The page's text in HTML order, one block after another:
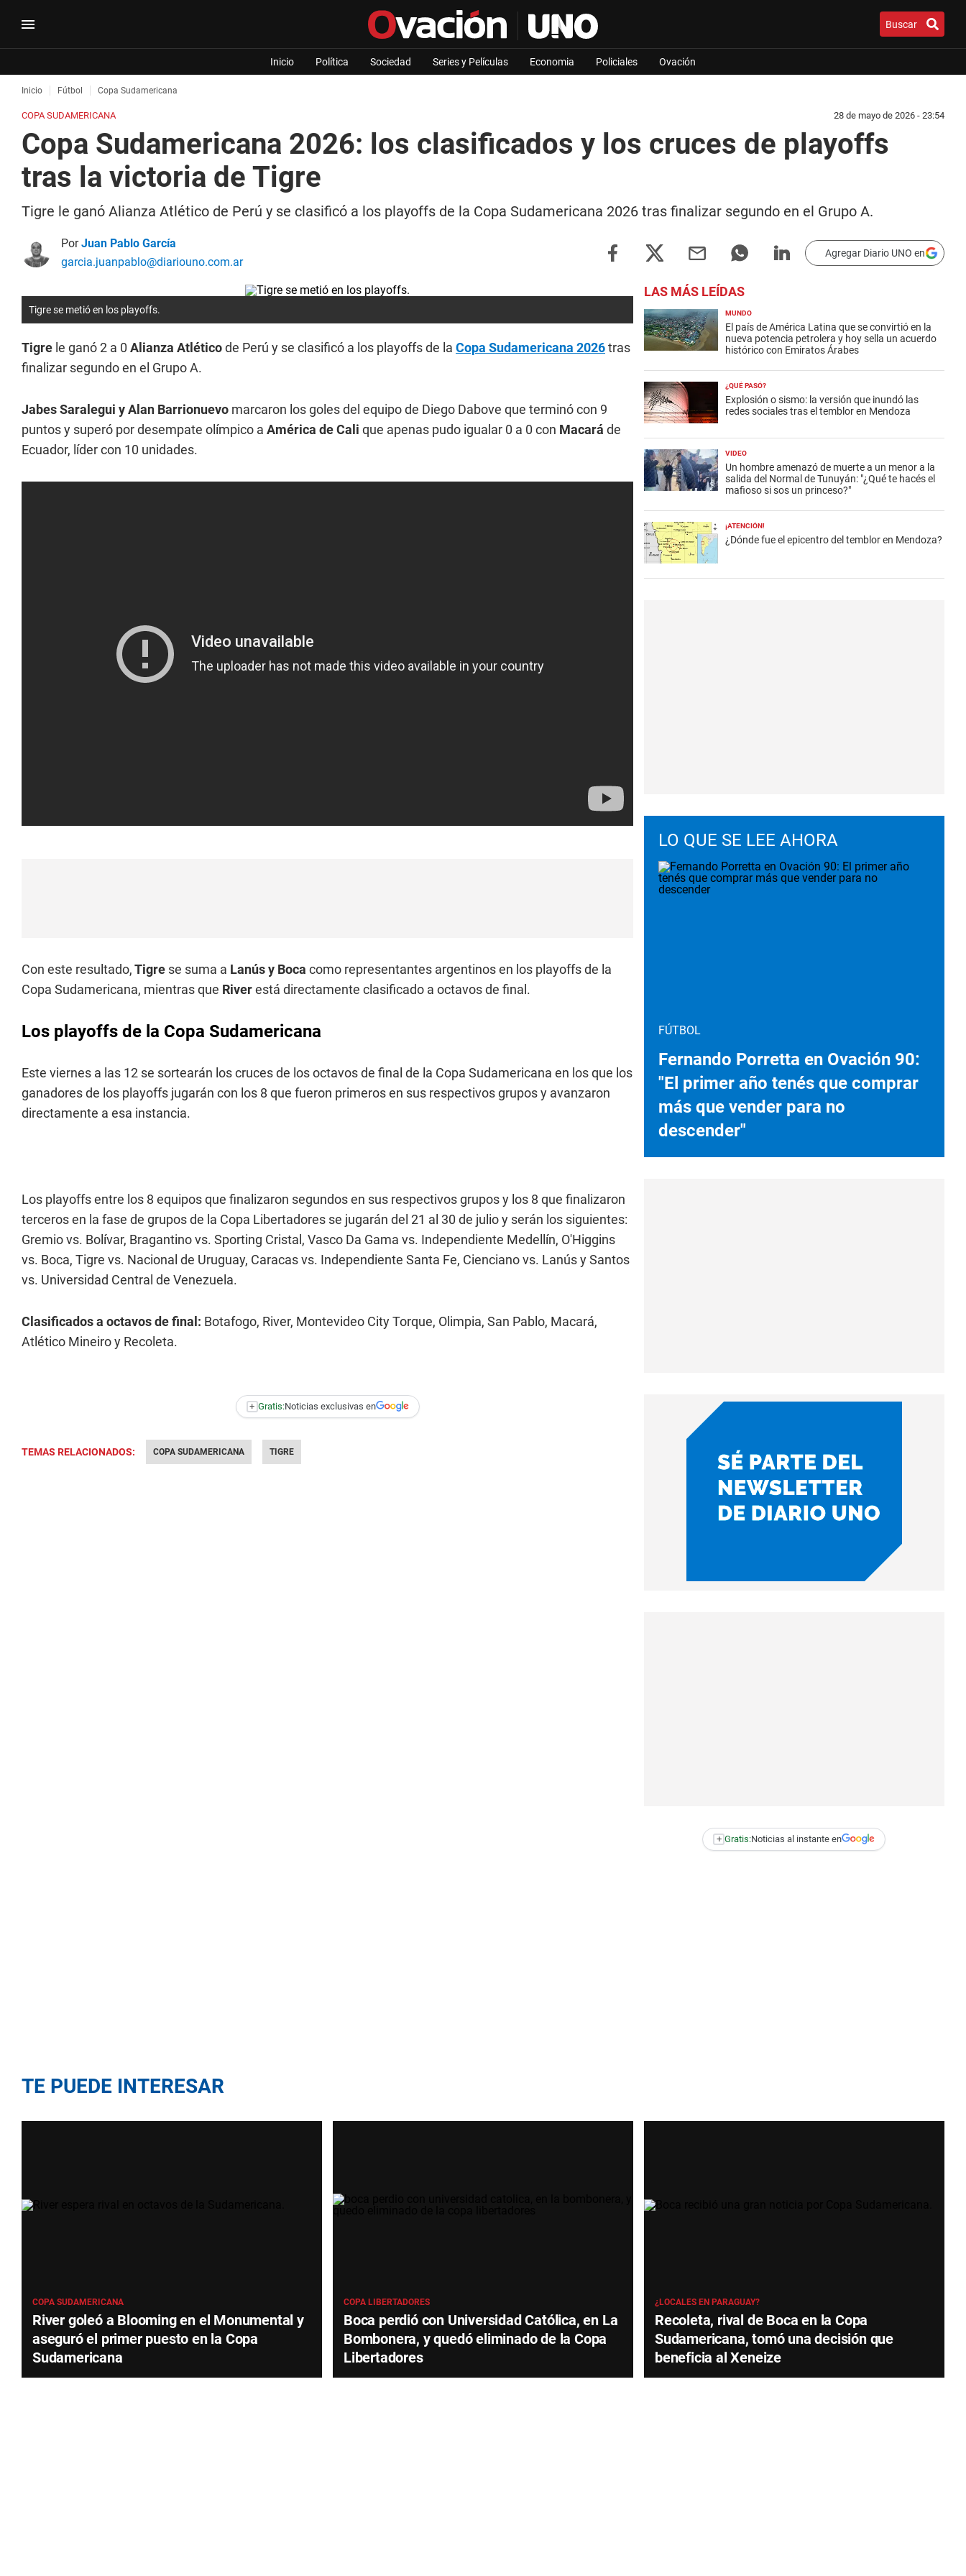
Buscar
Inicio Política Sociedad Series y Películas Economia Policiales Ovación
Inicio Fútbol Copa Sudamericana
COPA SUDAMERICANA 28 de mayo de 2026 - 23:54
Copa Sudamericana 2026: los clasificados y los cruces de playoffs
tras la victoria de Tigre
Tigre le ganó Alianza Atlético de Perú y se clasificó a los playoffs de la Copa Sudamericana 2026 tras finalizar segundo en el Grupo A.
PorJuan Pablo García
garcia.juanpablo@diariouno.com.ar
Agregar Diario UNO en
Tigre se metió en los playoffs.
Tigre le ganó 2 a 0 Alianza Atléticode Perú y se clasificó a los playoffs de la Copa Sudamericana 2026tras
finalizar segundo en el Grupo A.
Jabes Saralegui y Alan Barrionuevo marcaron los goles del equipo de Diego Dabove que terminó con 9
puntos y superó por desempate olímpico a América de Cali que apenas pudo igualar 0 a 0 con Macará de
Ecuador, líder con 10 unidades.
Con este resultado,Tigre se suma a Lanús y Boca como representantes argentinos en los playoffs de la
Copa Sudamericana, mientras que Riverestá directamente clasificado a octavos de final.
Los playoffs de la Copa Sudamericana
Este viernes a las 12 se sortearán los cruces de los octavos de final de la Copa Sudamericana en los que los
ganadores de los playoffs jugarán con los 8 que fueron primeros en sus respectivos grupos y avanzaron
directamente a esa instancia.
Los playoffs entre los 8 equipos que finalizaron segundos en sus respectivos grupos y los 8 que finalizaron
terceros en la fase de grupos de la Copa Libertadores se jugarán del 21 al 30 de julio y serán los siguientes:
Gremio vs. Bolívar, Bragantino vs. Sporting Cristal, Vasco Da Gama vs. Independiente Medellín, O'Higgins
vs. Boca, Tigre vs. Nacional de Uruguay, Caracas vs. Independiente Santa Fe, Cienciano vs. Lanús y Santos
vs. Universidad Central de Venezuela.
Clasificados a octavos de final: Botafogo, River, Montevideo City Torque, Olimpia, San Pablo, Macará,
Atlético Mineiro y Recoleta.
+ Gratis:Noticias exclusivas en
TEMAS RELACIONADOS: COPA SUDAMERICANA TIGRE
LAS MÁS LEÍDAS
MUNDO
El país de América Latina que se convirtió en la
nueva potencia petrolera y hoy sella un acuerdo
histórico con Emiratos Árabes
¿QUÉ PASÓ?
Explosión o sismo: la versión que inundó las
redes sociales tras el temblor en Mendoza
VIDEO
Un hombre amenazó de muerte a un menor a la
salida del Normal de Tunuyán: "¿Qué te hacés el
mafioso si sos un princeso?"
¡ATENCIÓN!
¿Dónde fue el epicentro del temblor en Mendoza?
LO QUE SE LEE AHORA
FÚTBOL
Fernando Porretta en Ovación 90:
"El primer año tenés que comprar
más que vender para no
descender"
+ Gratis:Noticias al instante en
TE PUEDE INTERESAR
COPA SUDAMERICANA
River goleó a Blooming en el Monumental y
aseguró el primer puesto en la Copa
Sudamericana
COPA LIBERTADORES
Boca perdió con Universidad Católica, en La
Bombonera, y quedó eliminado de la Copa
Libertadores
¿LOCALES EN PARAGUAY?
Recoleta, rival de Boca en la Copa
Sudamericana, tomó una decisión que
beneficia al Xeneize